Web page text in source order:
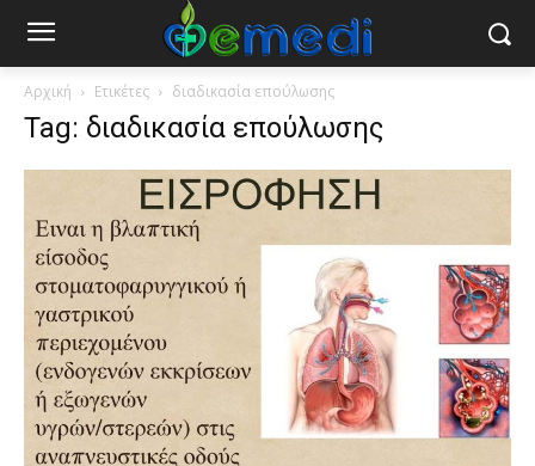
Αρχική Ετικέτες διαδικασία επούλωσης
Tag: διαδικασία επούλωσης